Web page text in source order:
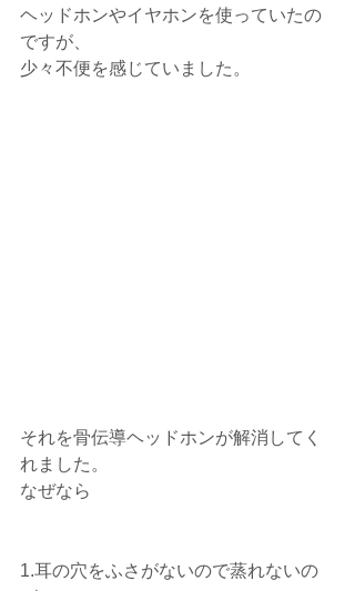
ヘッドホンやイヤホンを使っていたの
ですが、
少々不便を感じていました。
それを骨伝導ヘッドホンが解消してく
れました。
なぜなら
1.耳の穴をふさがないので蒸れないの